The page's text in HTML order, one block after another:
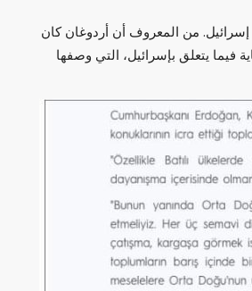
من المعروف أن أردوغان كان
يتعلق بإسرائيل، التي وصفها